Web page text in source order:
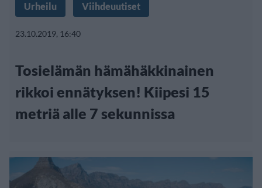
Urheilu Viihdeuutiset
23.10.2019, 16:40
Tosielämän hämähäkkinainen
rikkoi ennätyksen! Kiipesi 15
metriä alle 7 sekunnissa